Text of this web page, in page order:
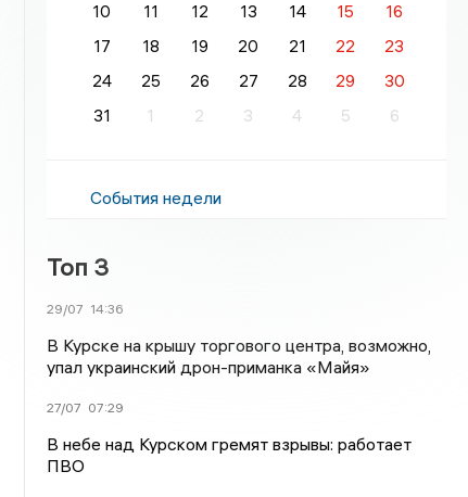
10
11 12 13 14 15
16
17
18 19 20 21 22
23
24
25 26 27 28 29
30
31
1 2 3 4 5 6
События недели
Топ 3
29/07 14:36
В Курске на крышу торгового центра, возможно,
упал украинский дрон-приманка «Майя»
27/07 07:29
В небе над Курском гремят взрывы: работает
ПВО